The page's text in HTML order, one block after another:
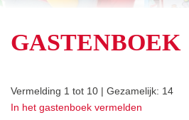
GASTENBOEK
Vermelding 1 tot 10 | Gezamelijk: 14
In het gastenboek vermelden